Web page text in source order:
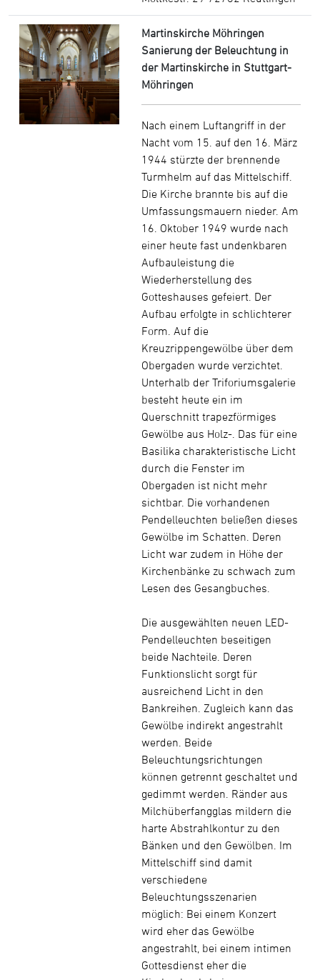
Martinskirche Möhringen
Sanierung der Beleuchtung in
der Martinskirche in Stuttgart-
Möhringen
Nach einem Luftangriff in der
Nacht vom 15. auf den 16. März
1944 stürzte der brennende
Turmhelm auf das Mittelschiff.
Die Kirche brannte bis auf die
Umfassungsmauern nieder. Am
16. Oktober 1949 wurde nach
einer heute fast undenkbaren
Aufbauleistung die
Wiederherstellung des
Gotteshauses gefeiert. Der
Aufbau erfolgte in schlichterer
Form. Auf die
Kreuzrippengewölbe über dem
Obergaden wurde verzichtet.
Unterhalb der Triforiumsgalerie
besteht heute ein im
Querschnitt trapezförmiges
Gewölbe aus Holz-. Das für eine
Basilika charakteristische Licht
durch die Fenster im
Obergaden ist nicht mehr
sichtbar. Die vorhandenen
Pendelleuchten beließen dieses
Gewölbe im Schatten. Deren
Licht war zudem in Höhe der
Kirchenbänke zu schwach zum
Lesen des Gesangbuches.
Die ausgewählten neuen LED-
Pendelleuchten beseitigen
beide Nachteile. Deren
Funktionslicht sorgt für
ausreichend Licht in den
Bankreihen. Zugleich kann das
Gewölbe indirekt angestrahlt
werden. Beide
Beleuchtungsrichtungen
können getrennt geschaltet und
gedimmt werden. Ränder aus
Milchüberfangglas mildern die
harte Abstrahlkontur zu den
Bänken und den Gewölben. Im
Mittelschiff sind damit
verschiedene
Beleuchtungsszenarien
möglich: Bei einem Konzert
wird eher das Gewölbe
angestrahlt, bei einem intimen
Gottesdienst eher die